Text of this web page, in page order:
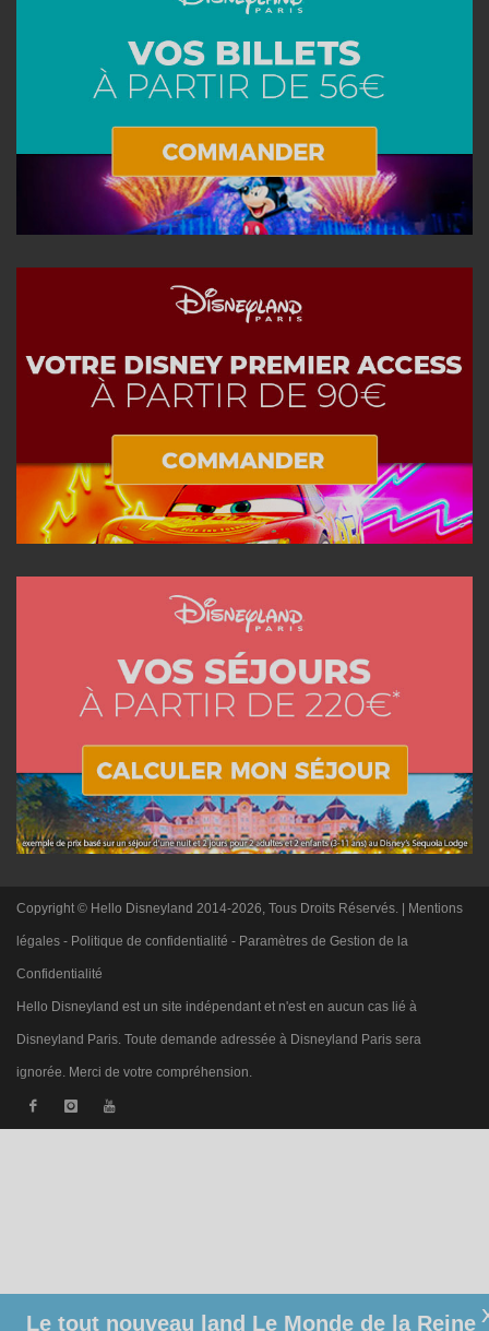
Copyright © Hello Disneyland 2014-2026, Tous Droits Réservés. | Mentions
légales - Politique de confidentialité - Paramètres de Gestion de la
Confidentialité
Hello Disneyland est un site indépendant et n'est en aucun cas lié à
Disneyland Paris. Toute demande adressée à Disneyland Paris sera
ignorée. Merci de votre compréhension.
Le tout nouveau land Le Monde de la Reine